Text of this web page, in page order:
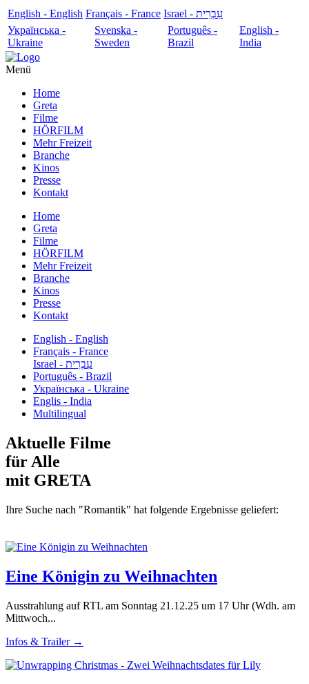
English - English Français - France
עִבְרִית - Israel
Українська -
Ukraine
Svenska -
Sweden
Português -
Brazil
English -
India
Menü
Home
Greta
Filme
HÖRFILM
Mehr Freizeit
Branche
Kinos
Presse
Kontakt
Home
Greta
Filme
HÖRFILM
Mehr Freizeit
Branche
Kinos
Presse
Kontakt
English - English
Français - France
עִבְרִית - Israel
Português - Brazil
Українська - Ukraine
Englis - India
Multilingual
Aktuelle Filme
für Alle
mit GRETA
Ihre Suche nach "Romantik" hat folgende Ergebnisse geliefert:
Eine Königin zu Weihnachten
Ausstrahlung auf RTL am Sonntag 21.12.25 um 17 Uhr (Wdh. am
Mittwoch...
Infos & Trailer →